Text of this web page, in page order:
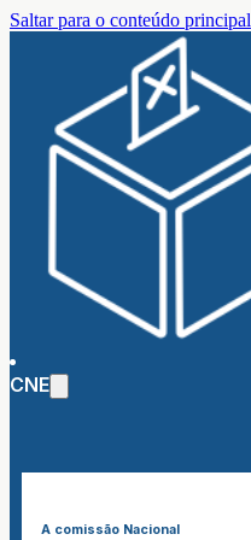
Saltar para o conteúdo principal
CNE
A comissão Nacional